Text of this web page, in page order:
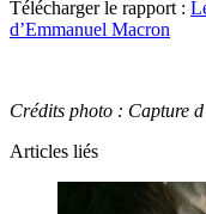
Télécharger le rapport :
d’Emmanuel Macron
Crédits photo : Capture
Articles liés